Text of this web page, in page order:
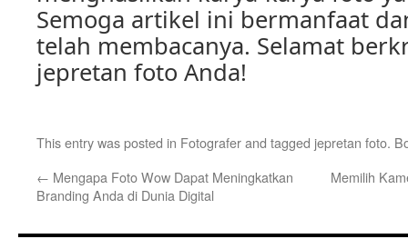
Semoga artikel ini bermanfaat
telah membacanya. Selamat
jepretan foto Anda!
This entry was posted in Fotograferand tagged jepretan foto.
← Mengapa Foto Wow Dapat Meningkatkan
Branding Anda di Dunia Digital
Memilih